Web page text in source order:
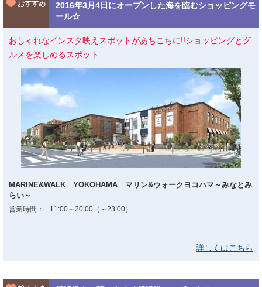
2016年3月4日にオープンした海を臨むショッピングモ
ール☆
おしゃれなインスタ映えスポットがあちこちに!!ショッピングとグ
ルメを楽しめるスポット
MARINE&WALK YOKOHAMA マリン&ウォークヨコハマ～みなとみ
らい～
営業時間： 11:00～20:00（～23:00）
詳しくはこちら